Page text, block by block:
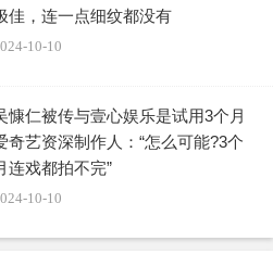
势汹汹的舆论风暴中，首当
书亦烧仙草。有粉丝委屈：“她
意的角色，至于闹到这个地步
了在了更多路人的吐槽声中。因
角色只是艺人的工具，爆了就
正还有下一个，而大众的出发
佳，连一点细纹都没有
10-10
慷仁被传与壹心娱乐是试用3个月
奇艺资深制作人：“怎么可能?3个
连戏都拍不完”
10-10